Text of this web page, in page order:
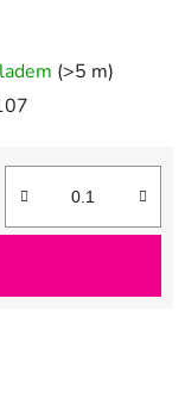
(>5 m)